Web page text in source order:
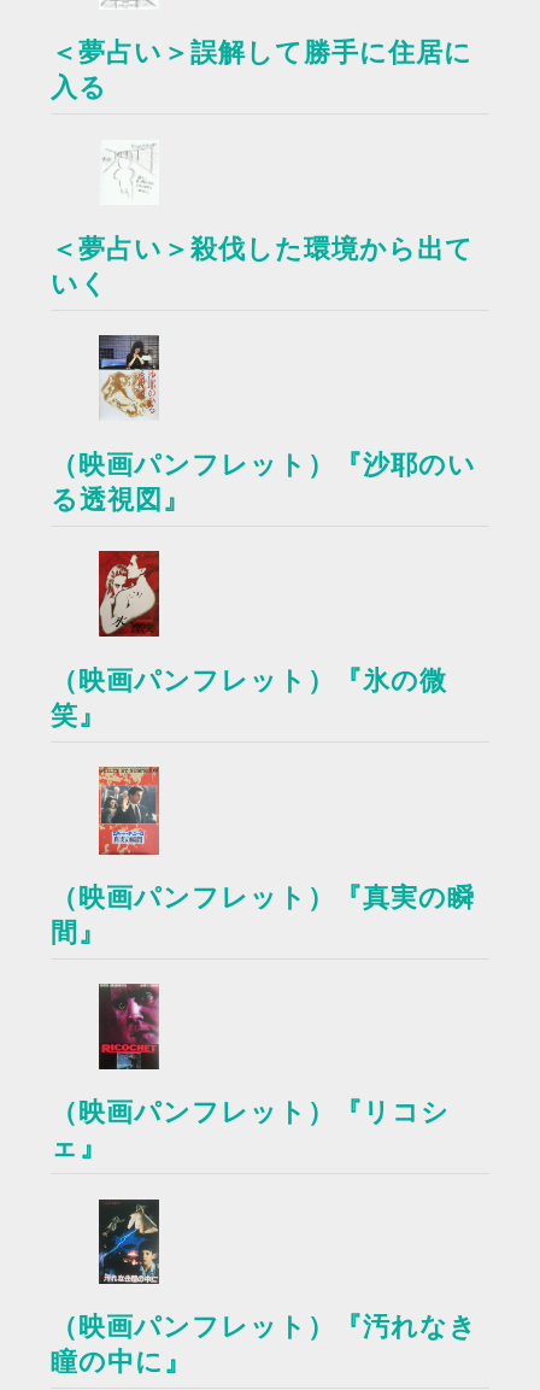
＜夢占い＞誤解して勝手に住居に
入る
＜夢占い＞殺伐した環境から出て
いく
（映画パンフレット）『沙耶のい
る透視図』
（映画パンフレット）『氷の微
笑』
（映画パンフレット）『真実の瞬
間』
（映画パンフレット）『リコシ
ェ』
（映画パンフレット）『汚れなき
瞳の中に』